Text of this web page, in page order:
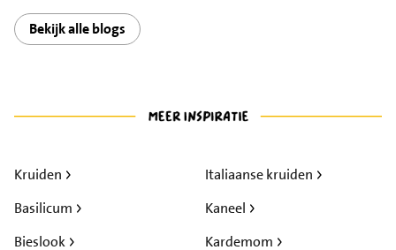
Bekijk alle blogs
Kruiden
Basilicum
Bieslook
Italiaanse kruiden
Kaneel
Kardemom